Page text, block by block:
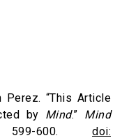
Perez. “This Article
by Mind.” Mind
600. doi: